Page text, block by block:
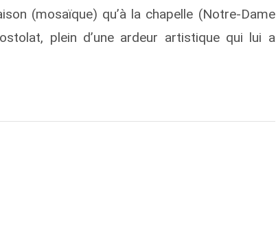
(mosaïque) qu’à la chapelle (Notre-Dame
plein d’une ardeur artistique qui lui a